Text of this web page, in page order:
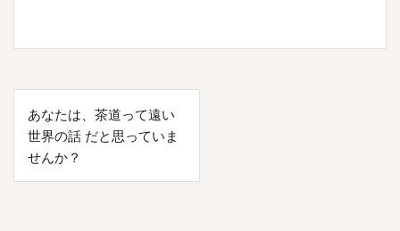
投
稿
ナ
ビ
あなたは、茶道って遠い
世界の話 だと思っていま
せんか？